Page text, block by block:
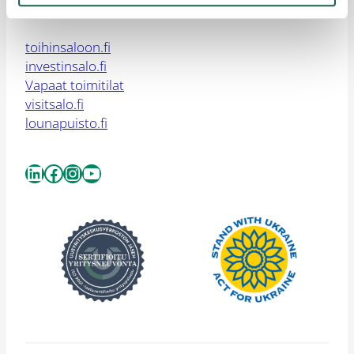
Salossa
toihinsaloon.fi
investinsalo.fi
Vapaat toimitilat
visitsalo.fi
lounapuisto.fi
LinkedIn
Facebook
Instagram
YouTube